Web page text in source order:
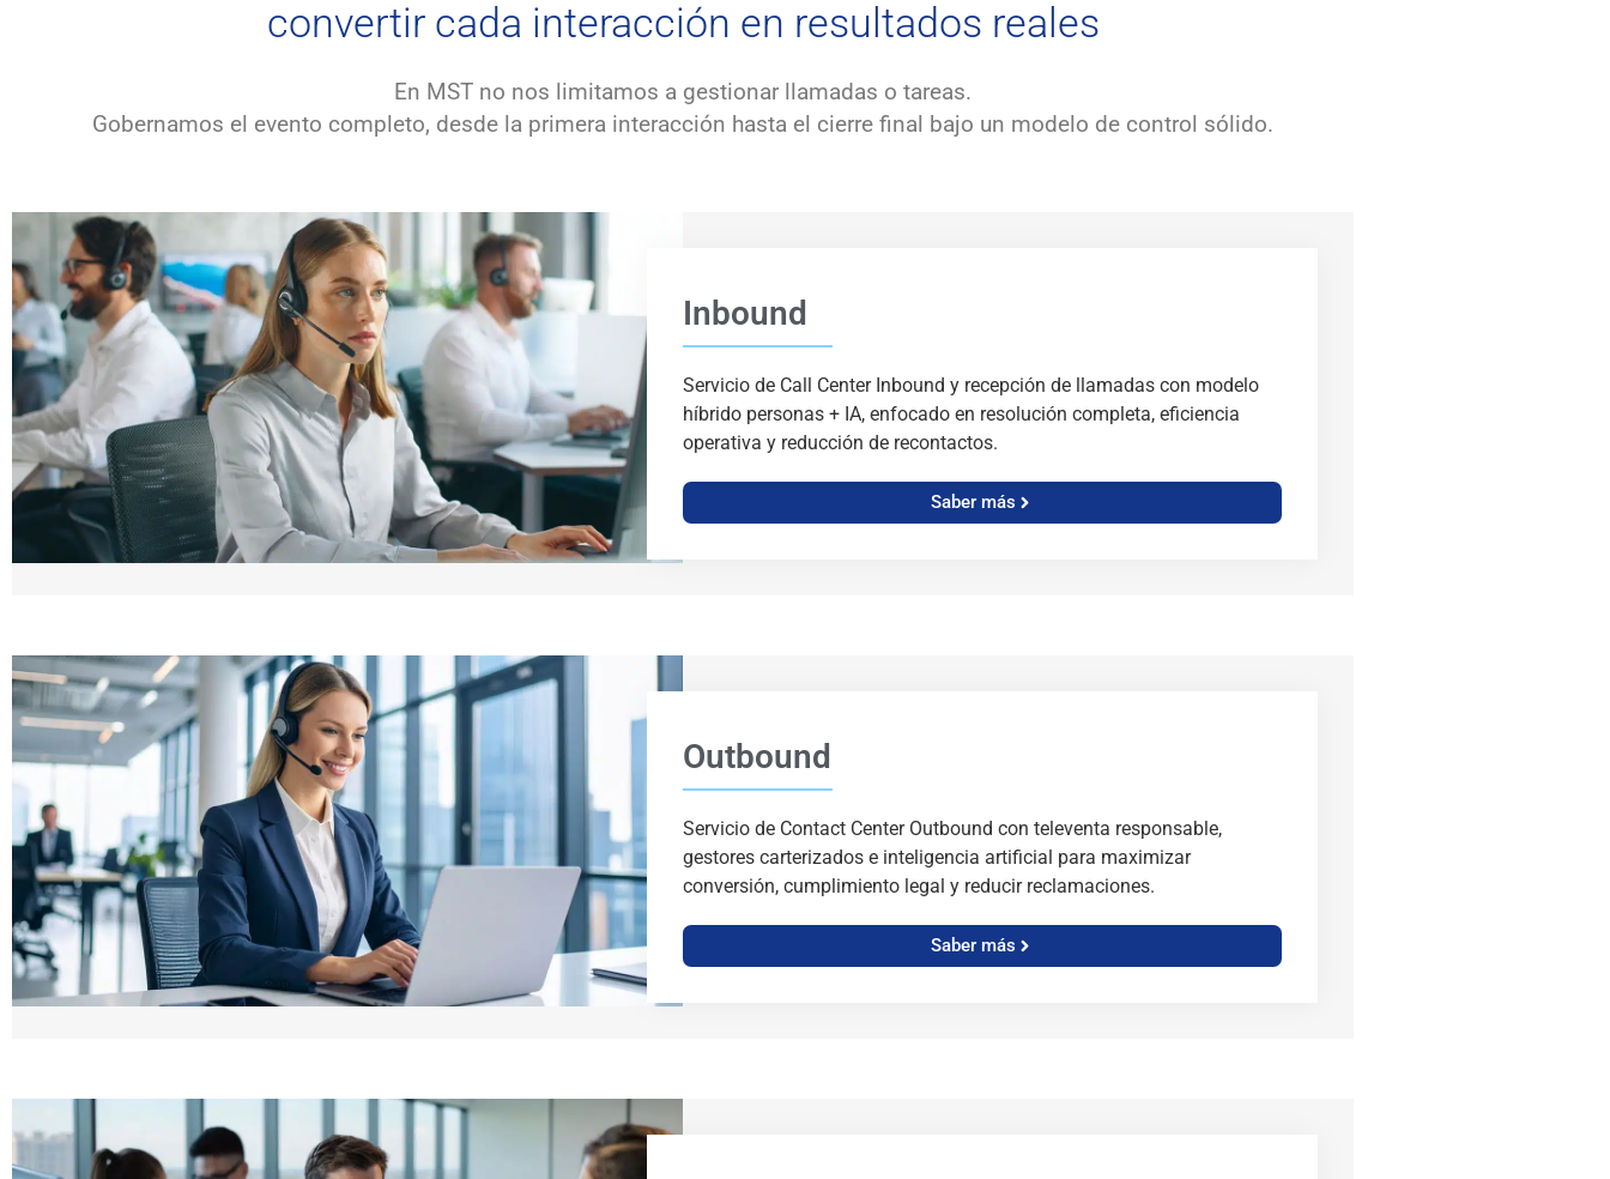
convertir cada interacción en resultados reales
En MST no nos limitamos a gestionar llamadas o tareas.
Gobernamos el evento completo, desde la primera interacción hasta el cierre final bajo un modelo de control sólido.
Inbound
Servicio de Call Center Inbound y recepción de llamadas con modelo
híbrido personas + IA, enfocado en resolución completa, eficiencia
operativa y reducción de recontactos.
Saber más
Outbound
Servicio de Contact Center Outbound con televenta responsable,
gestores carterizados e inteligencia artificial para maximizar
conversión, cumplimiento legal y reducir reclamaciones.
Saber más